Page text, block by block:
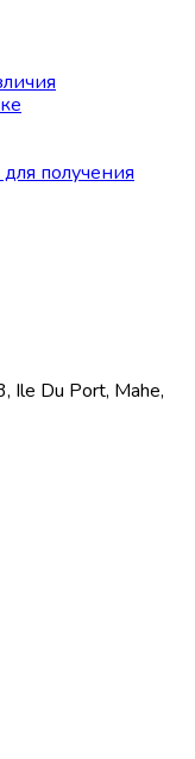
получения
Ile Du Port, Mahe,